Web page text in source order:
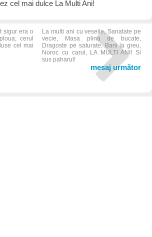
cel mai dulce La Multi Ani!
sigur era o
cerul
cel mai
La multi ani cu veselie, Sanatate pe
vecie, Masa plina de bucate,
Dragoste pe saturate, Bani la greu,
Noroc cu carul, LA MULTI ANI! Si
sus paharul!
mesaj următor